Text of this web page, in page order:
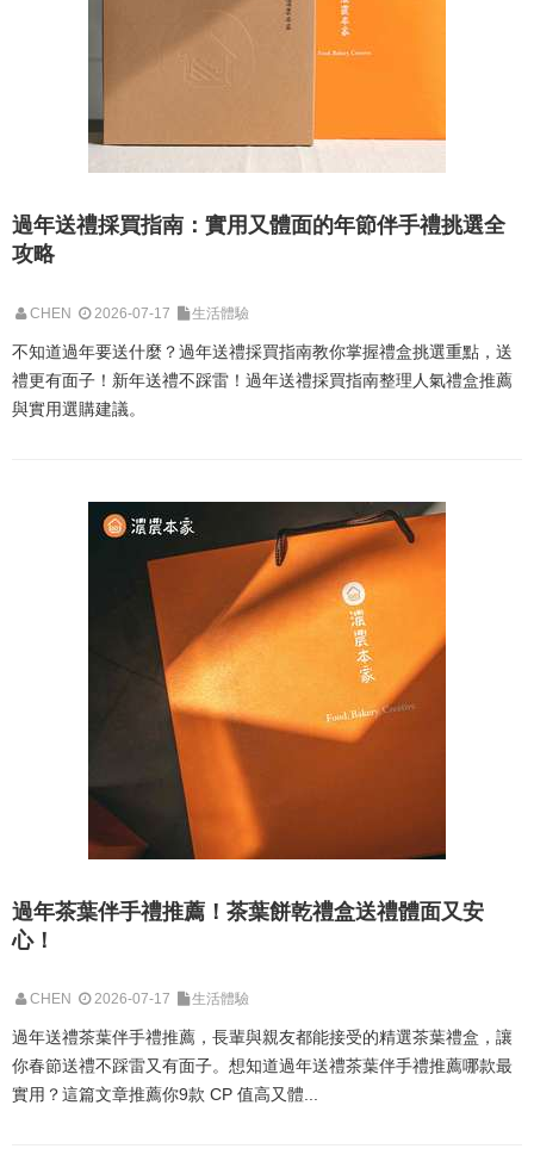
過年送禮採買指南：實用又體面的年節伴手禮挑選全
攻略
CHEN 2026-07-17 生活體驗
不知道過年要送什麼？過年送禮採買指南教你掌握禮盒挑選重點，送
禮更有面子！新年送禮不踩雷！過年送禮採買指南整理人氣禮盒推薦
與實用選購建議。
過年茶葉伴手禮推薦！茶葉餅乾禮盒送禮體面又安
心！
CHEN 2026-07-17 生活體驗
過年送禮茶葉伴手禮推薦，長輩與親友都能接受的精選茶葉禮盒，讓
你春節送禮不踩雷又有面子。想知道過年送禮茶葉伴手禮推薦哪款最
實用？這篇文章推薦你9款 CP 值高又體...